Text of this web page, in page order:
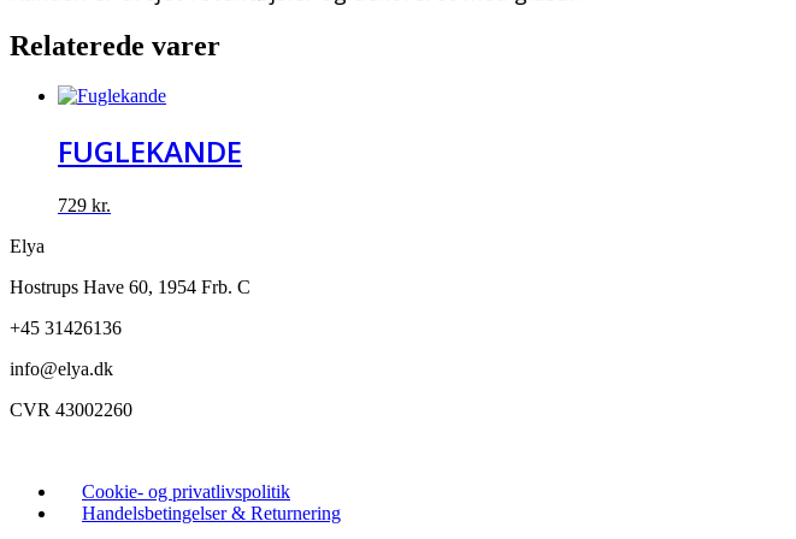
Relaterede varer
FUGLEKANDE
729 kr.
Elya
Hostrups Have 60, 1954 Frb. C
+45 31426136
info@elya.dk
CVR 43002260
Cookie- og privatlivspolitik
Handelsbetingelser & Returnering